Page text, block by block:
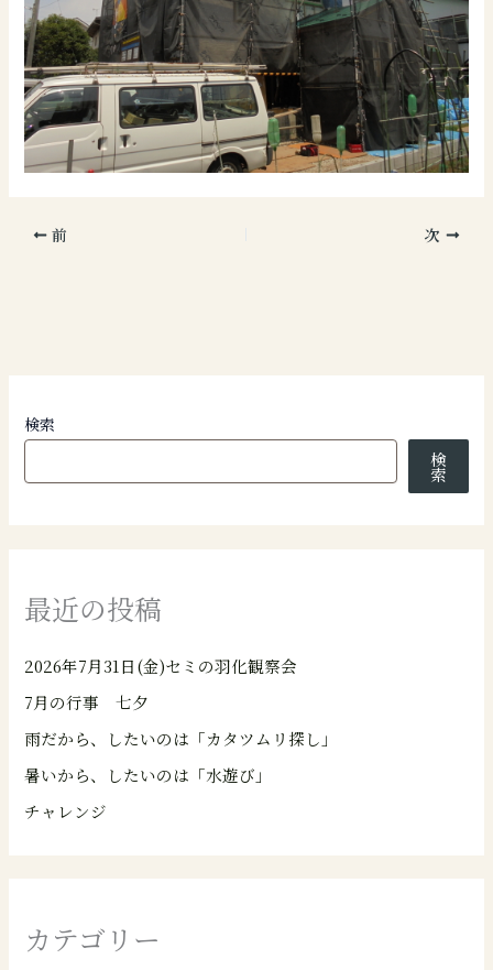
前 次
検索
検
索
最近の投稿
2026年7月31日(金)セミの羽化観察会
7月の行事 七夕
雨だから、したいのは「カタツムリ探し」
暑いから、したいのは「水遊び」
チャレンジ
カテゴリー